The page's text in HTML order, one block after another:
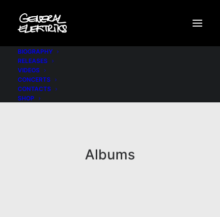
BIOGRAPHY
RELEASES
VIDEOS
CONCERTS
CONTACTS
SHOP
Albums